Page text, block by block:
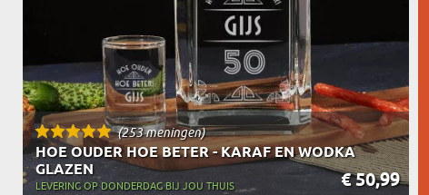
(253 meningen)
HOE OUDER HOE BETER - KARAF EN WODKA
GLAZEN
€ 50,99
LEVERING OP DONDERDAG BIJ JOU THUIS